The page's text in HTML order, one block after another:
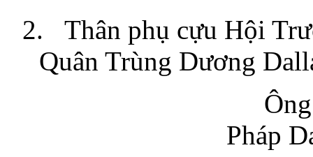
2.
Thân phụ cựu Hội
Quân Trùng Dương
Pháp